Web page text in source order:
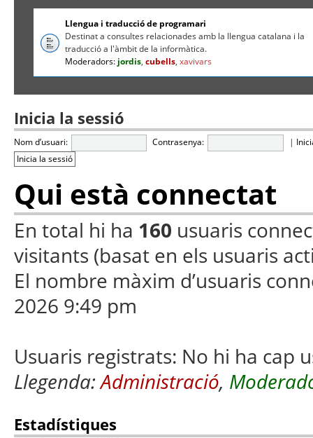
Llengua i traducció de programari
Destinat a consultes relacionades amb la llengua catalana i la
traducció a l'àmbit de la informàtica.
Moderadors: jordis,cubells,xavivars
Inicia la sessió
Nom d’usuari: Contrasenya: |
Qui està connectat
En total hi ha 160 usuaris
visitants (basat en els usuaris
El nombre màxim d’usuaris
2026 9:49 pm
Usuaris registrats: No hi ha cap
Llegenda:Administració,
Estadístiques